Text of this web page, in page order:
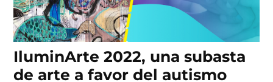
IluminArte 2022, una subasta
de arte a favor del autismo